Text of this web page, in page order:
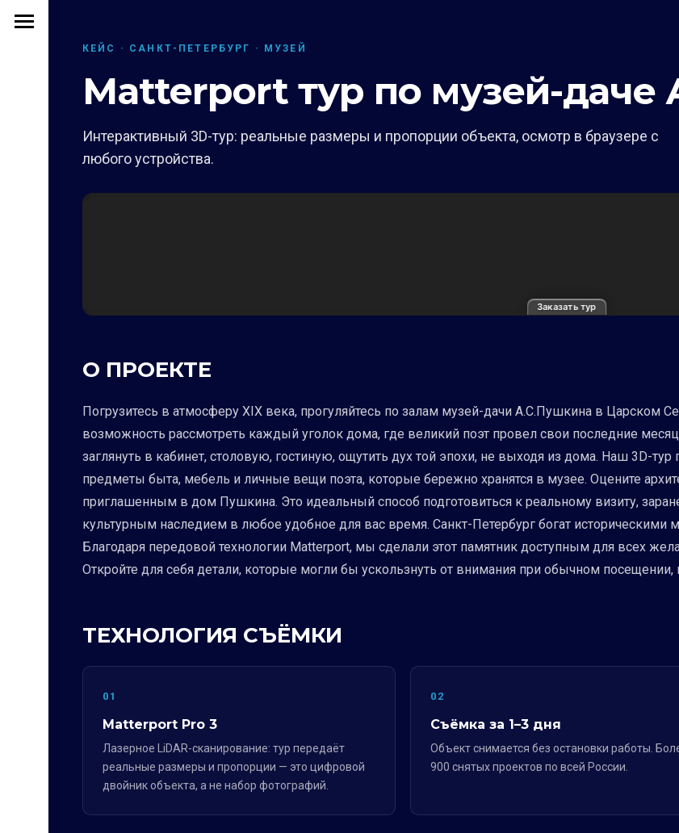
КЕЙС · САНКТ-ПЕТЕРБУРГ · МУЗЕЙ
Matterport тур по музей-
Интерактивный 3D-тур: реальные размеры и пропорции объекта, осмотр в браузере с
любого устройства.
Заказать тур
О ПРОЕКТЕ
Погрузитесь в атмосферу XIX века, прогуляйтесь по залам музей-дачи А.С.Пушкина в Царском
возможность рассмотреть каждый уголок дома, где великий поэт провел свои последние
заглянуть в кабинет, столовую, гостиную, ощутить дух той эпохи, не выходя из дома. Наш 3D-тур
предметы быта, мебель и личные вещи поэта, которые бережно хранятся в музее. Оцените
приглашенным в дом Пушкина. Это идеальный способ подготовиться к реальному визиту,
культурным наследием в любое удобное для вас время. Санкт-Петербург богат историческими
Благодаря передовой технологии Matterport, мы сделали этот памятник доступным для всех
Откройте для себя детали, которые могли бы ускользнуть от внимания при обычном
ТЕХНОЛОГИЯ СЪЁМКИ
01
Matterport Pro 3
Лазерное LiDAR-сканирование: тур передаёт
реальные размеры и пропорции — это цифровой
двойник объекта, а не набор фотографий.
02
Съёмка за 1–3 дня
Объект снимается без остановки работы.
900 снятых проектов по всей России.